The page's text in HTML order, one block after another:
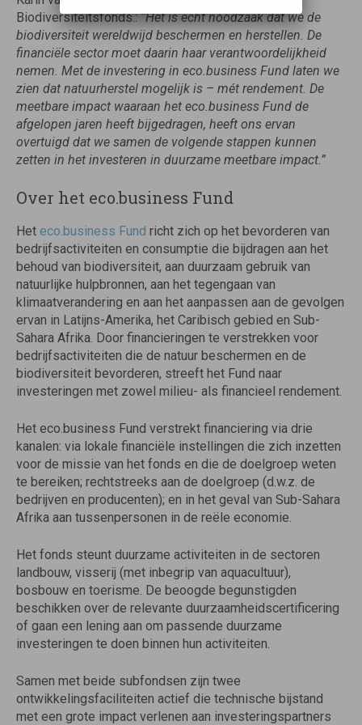
Biodiversiteitsfonds.:“Het is echt noodzaak dat we de
biodiversiteit wereldwijd beschermen en herstellen. De
financiële sector moet daarin haar verantwoordelijkheid
nemen. Met de investering in eco.business Fund laten we
zien dat natuurherstel mogelijk is – mét rendement. De
meetbare impact waaraan het eco.business Fund de
afgelopen jaren heeft bijgedragen, heeft ons ervan
overtuigd dat we samen de volgende stappen kunnen
zetten in het investeren in duurzame meetbare impact.”
Over het eco.business Fund
Het eco.business Fund richt zich op het bevorderen van
bedrijfsactiviteiten en consumptie die bijdragen aan het
behoud van biodiversiteit, aan duurzaam gebruik van
natuurlijke hulpbronnen, aan het tegengaan van
klimaatverandering en aan het aanpassen aan de gevolgen
ervan in Latijns-Amerika, het Caribisch gebied en Sub-
Sahara Afrika. Door financieringen te verstrekken voor
bedrijfsactiviteiten die de natuur beschermen en de
biodiversiteit bevorderen, streeft het Fund naar
investeringen met zowel milieu- als financieel rendement.
Het eco.business Fund verstrekt financiering via drie
kanalen: via lokale financiële instellingen die zich inzetten
voor de missie van het fonds en die de doelgroep weten
te bereiken; rechtstreeks aan de doelgroep (d.w.z. de
bedrijven en producenten); en in het geval van Sub-Sahara
Afrika aan tussenpersonen in de reële economie.
Het fonds steunt duurzame activiteiten in de sectoren
landbouw, visserij (met inbegrip van aquacultuur),
bosbouw en toerisme. De beoogde begunstigden
beschikken over de relevante duurzaamheidscertificering
of gaan een lening aan om passende duurzame
investeringen te doen binnen hun activiteiten.
Samen met beide subfondsen zijn twee
ontwikkelingsfaciliteiten actief die technische bijstand
met een grote impact verlenen aan investeringspartners